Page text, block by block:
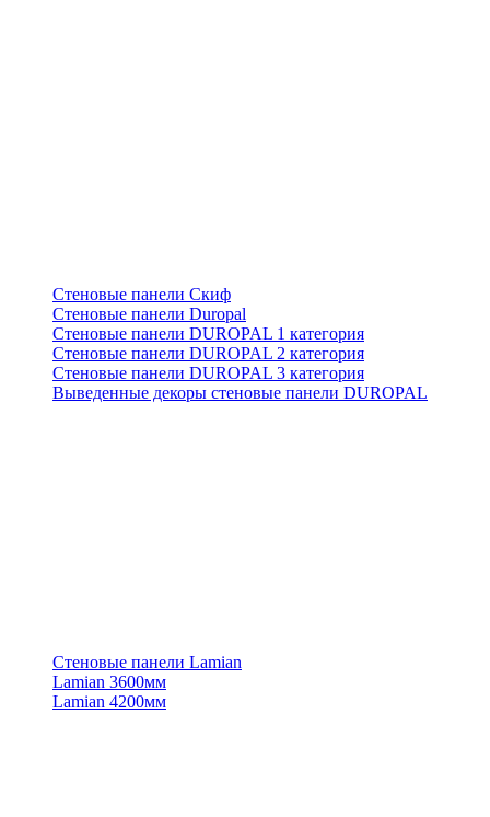
Стеновые панели Скиф
Стеновые панели Duropal
Стеновые панели DUROPAL 1 категория
Стеновые панели DUROPAL 2 категория
Стеновые панели DUROPAL 3 категория
Выведенные декоры стеновые панели DUROPAL
Стеновые панели Lamian
Lamian 3600мм
Lamian 4200мм